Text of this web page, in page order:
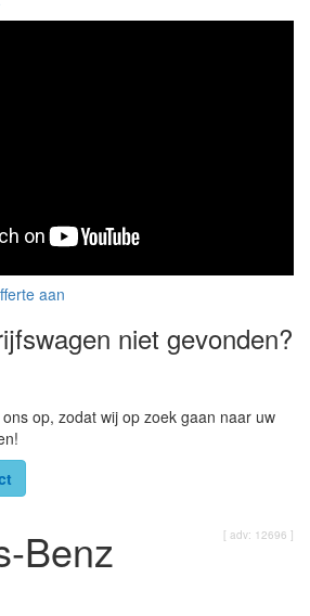
aan
niet gevonden?
op, zodat wij op zoek gaan naar uw
[ adv: 12696 ]
Benz